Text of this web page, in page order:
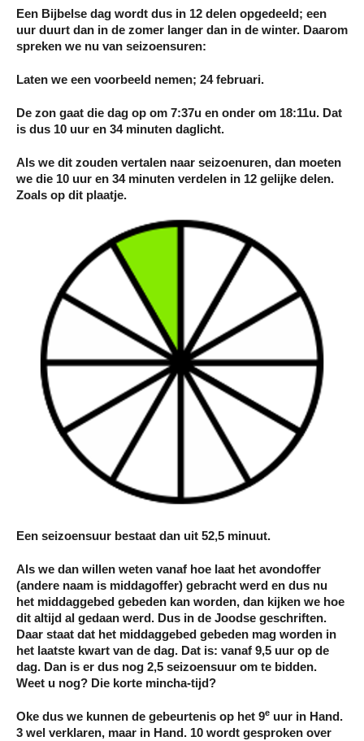
Een Bijbelse dag wordt dus in 12 delen opgedeeld; een
uur duurt dan in de zomer langer dan in de winter. Daarom
spreken we nu van seizoensuren:
Laten we een voorbeeld nemen; 24 februari.
De zon gaat die dag op om 7:37u en onder om 18:11u. Dat
is dus 10 uur en 34 minuten daglicht.
Als we dit zouden vertalen naar seizoenuren, dan moeten
we die 10 uur en 34 minuten verdelen in 12 gelijke delen.
Zoals op dit plaatje.
Een seizoensuur bestaat dan uit 52,5 minuut.
Als we dan willen weten vanaf hoe laat het avondoffer
(andere naam is middagoffer) gebracht werd en dus nu
het middaggebed gebeden kan worden, dan kijken we hoe
dit altijd al gedaan werd. Dus in de Joodse geschriften.
Daar staat dat het middaggebed gebeden mag worden in
het laatste kwart van de dag. Dat is: vanaf 9,5 uur op de
dag. Dan is er dus nog 2,5 seizoensuur om te bidden.
Weet u nog? Die korte mincha-tijd?
Oke dus we kunnen de gebeurtenis op het 9e uur in Hand.
3 wel verklaren, maar in Hand. 10 wordt gesproken over